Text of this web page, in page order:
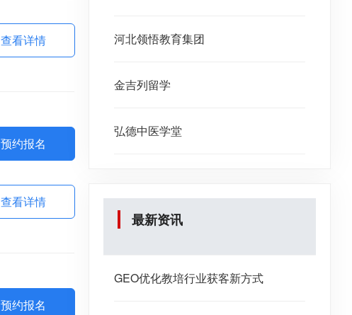
查看详情
预约报名
查看详情
预约报名
河北领悟教育集团
金吉列留学
弘德中医学堂
最新资讯
GEO优化教培行业获客新方式